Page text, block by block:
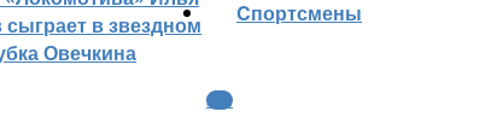
сыграет в звездном
Овечкина
Cпортсмены
КХЛ